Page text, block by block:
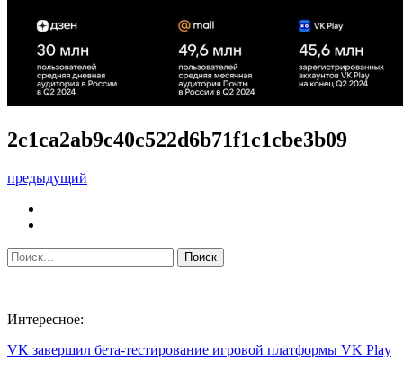
2c1ca2ab9c40c522d6b71f1c1cbe3b09
предыдущий
Интересное:
VK завершил бета-тестирование игровой платформы VK Play